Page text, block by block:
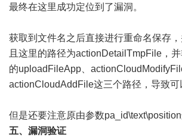
最终在这里成功定位到了漏洞。
获取到文件名之后直接进行重命名保存
且这里的路径为actionDetailTmpFile，
的uploadFileApp、
actionCloudAddFile这三个路径，导致可
但是还要注意原由参数pa_id\text\position
五、漏洞验证